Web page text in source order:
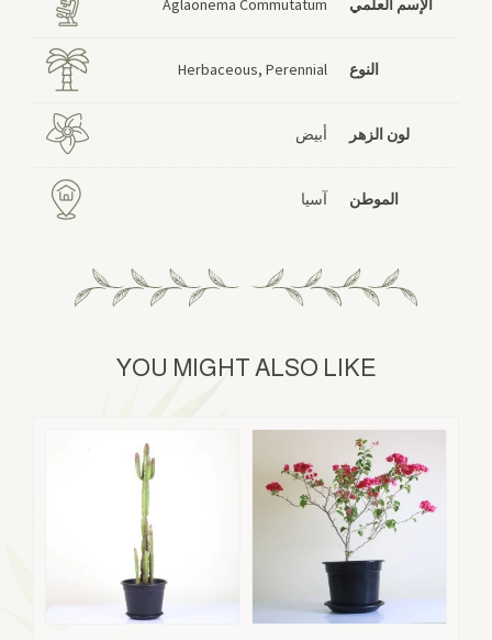
الإسم العلمي Aglaonema Commutatum
النوع Herbaceous, Perennial
لون الزهر أبيض
الموطن آسيا
YOU MIGHT ALSO LIKE